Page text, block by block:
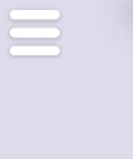
Перейти